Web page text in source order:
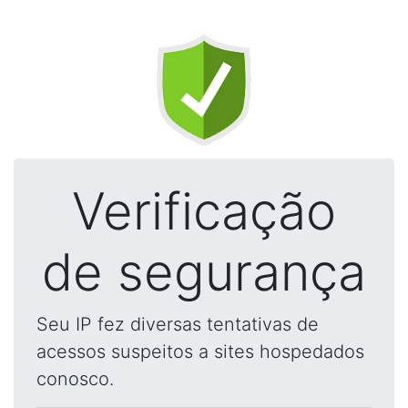
Verificação
de segurança
Seu IP fez diversas tentativas de
acessos suspeitos a sites hospedados
conosco.